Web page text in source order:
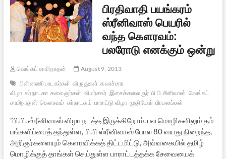
பிரதிவாதி பயங்கரம்
ஸ்ரீனிவாஸ் பெயரில்
வந்த கௌரவம்:
பலரோடு எனக்கும் ஒன்று
வெங்கட் சாமிநாதன்
August 9, 2013
பின்னணி பாடகர்கள் விருதுகள் கலாச்சார
விழா கர்நாடகா கலைஞர்கள் விமர்சகர் இசைக்கலைஞர் பி.பி.சீனிவாஸ் வெங்கட்
சாமிநாதன் கௌரவம் கர்நாடகம் பாராட்டு விழா முதியோர் பிரபலங்கள்
”பி.பி. ஸ்ரீனிவாஸ் விழா நடத்த இருக்கிறோம். பல மொழிகளிலும் தம்
பங்களிப்பைத் தந்துள்ள, பி.பி ஸ்ரீனிவாஸ் போல 80 வயது நிறைந்த,
அறிஞர்களையும் கௌரவிக்கத் திட்டமிட்டு, அவ்வகையில் தமிழ்
மொழிக்குத் தாங்கள் செய்துள்ள பாராட்டத்தக்க சேவையைக்